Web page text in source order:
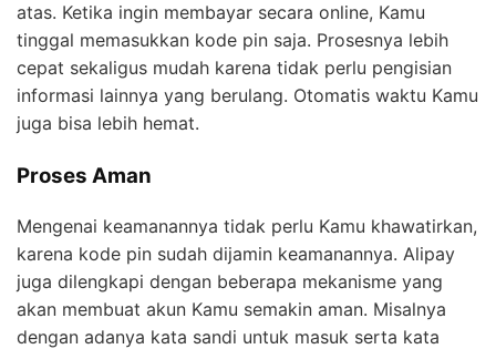
atas. Ketika ingin membayar secara online, Kamu
tinggal memasukkan kode pin saja. Prosesnya lebih
cepat sekaligus mudah karena tidak perlu pengisian
informasi lainnya yang berulang. Otomatis waktu Kamu
juga bisa lebih hemat.
Proses Aman
Mengenai keamanannya tidak perlu Kamu khawatirkan,
karena kode pin sudah dijamin keamanannya. Alipay
juga dilengkapi dengan beberapa mekanisme yang
akan membuat akun Kamu semakin aman. Misalnya
dengan adanya kata sandi untuk masuk serta kata